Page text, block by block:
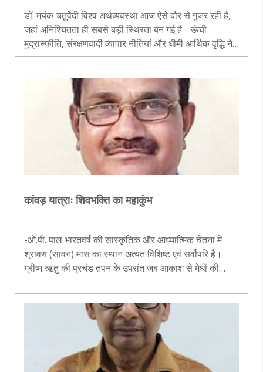
डॉ. मयंक चतुर्वेदी विश्व अर्थव्यवस्था आज ऐसे दौर से गुजर रही है,
जहां अनिश्चितता ही सबसे बड़ी स्थिरता बन गई है। ऊंची
मुद्रास्फीति, संरक्षणवादी व्यापार नीतियां और धीमी आर्थिक वृद्धि ने
विकसित देशों तक की विकास गति को कमजोर कर दिया है। ऐसे
चुनौतीपू..
कांवड़ यात्राः शिवभक्ति का महाकुंभ
-ओ.पी. पाल भारतवर्ष की सांस्कृतिक और आध्यात्मिक चेतना में
श्रावण (सावन) मास का स्थान अत्यंत विशिष्ट एवं सर्वोपरि है।
ग्रीष्म ऋतु की प्रचंड तपन के उपरांत जब आकाश से मेघों की
प्रथम बूंदें धरा का आलिंगन करती हैं, तब न केवल प्रकृति का
नवश्रृंगार होता..